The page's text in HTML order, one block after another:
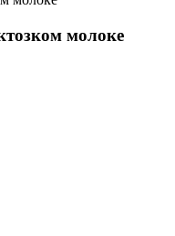
молоке